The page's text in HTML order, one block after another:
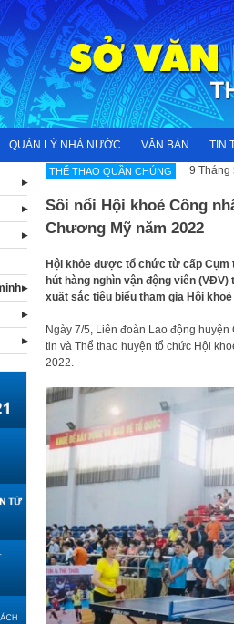
QUẢN LÝ NHÀ NƯỚC VĂN BẢN TIN
THỂ THAO QUẦN CHÚNG 9 Tháng
Sôi nổi Hội khoẻ Công
Chương Mỹ năm 2022
Hội khỏe được tổ chức từ cấp Cụm
hút hàng nghìn vận động viên
xuất sắc tiêu biểu tham gia Hội
Ngày 7/5, Liên đoàn Lao động
tin và Thể thao huyện tổ chức Hội
2022.